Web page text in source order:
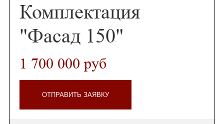
Комплектация
"Фасад 150"
1 700 000 руб
ОТПРАВИТЬ ЗАЯВКУ